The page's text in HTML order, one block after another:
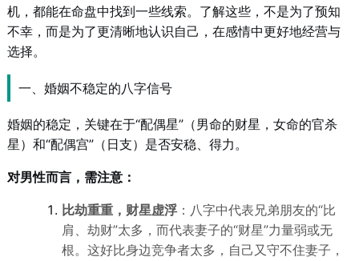
机，都能在命盘中找到一些线索。了解这些，不是为了预知
不幸，而是为了更清晰地认识自己，在感情中更好地经营与
选择。
一、婚姻不稳定的八字信号
婚姻的稳定，关键在于“配偶星”（男命的财星，女命的官杀
星）和“配偶宫”（日支）是否安稳、得力。
对男性而言，需注意：
比劫重重，财星虚浮：八字中代表兄弟朋友的“比
肩、劫财”太多，而代表妻子的“财星”力量弱或无
根。这好比身边竞争者太多，自己又守不住妻子，